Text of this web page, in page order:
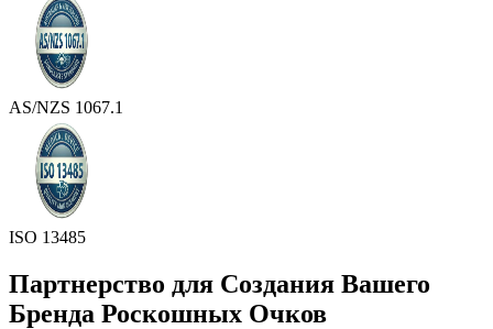
AS/NZS 1067.1
ISO 13485
Партнерство для Создания Вашего
Бренда Роскошных Очков